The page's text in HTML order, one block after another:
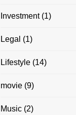
Investment(1)
Legal (1)
Lifestyle (14)
movie (9)
Music (2)